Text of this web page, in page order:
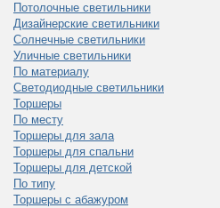
Потолочные светильники
Дизайнерские светильники
Солнечные светильники
Уличные светильники
По материалу
Светодиодные светильники
Торшеры
По месту
Торшеры для зала
Торшеры для спальни
Торшеры для детской
По типу
Торшеры с абажуром